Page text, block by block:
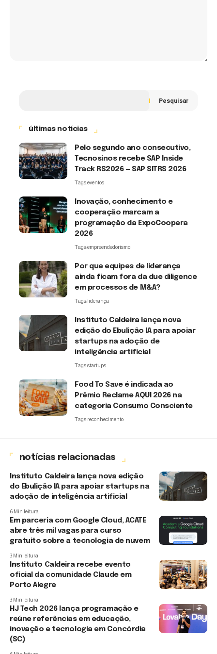
Pesquisar
últimas notícias
Pelo segundo ano consecutivo,
Tecnosinos recebe SAP Inside
Track RS2026 — SAP SITRS 2026
Tags:eventos
Inovação, conhecimento e
cooperação marcam a
programação da ExpoCoopera
2026
Tags:empreendedorismo
Por que equipes de liderança
ainda ficam fora da due diligence
em processos de M&A?
Tags:liderança
Instituto Caldeira lança nova
edição do Ebulição IA para apoiar
startups na adoção de
inteligência artificial
Tags:startups
Food To Save é indicada ao
Prêmio Reclame AQUI 2026 na
categoria Consumo Consciente
Tags:reconhecimento
notícias relacionadas
Instituto Caldeira lança nova edição
do Ebulição IA para apoiar startups na
adoção de inteligência artificial
6 Min leitura
Em parceria com Google Cloud, ACATE
abre três mil vagas para curso
gratuito sobre a tecnologia de nuvem
3 Min leitura
Instituto Caldeira recebe evento
oficial da comunidade Claude em
Porto Alegre
3 Min leitura
HJ Tech 2026 lança programação e
reúne referências em educação,
inovação e tecnologia em Concórdia
(SC)